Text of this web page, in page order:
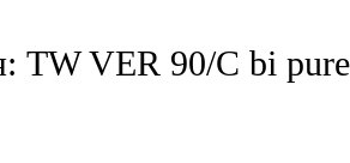
TW VER 90/С bi pure